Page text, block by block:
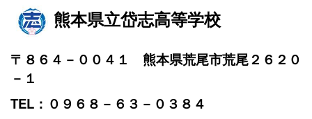
熊本県立岱志高等学校
〒８６４－００４１ 熊本県荒尾市荒尾２６２０
－１
TEL：０９６８－６３－０３８４